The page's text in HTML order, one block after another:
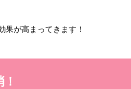
果が高まってきます！